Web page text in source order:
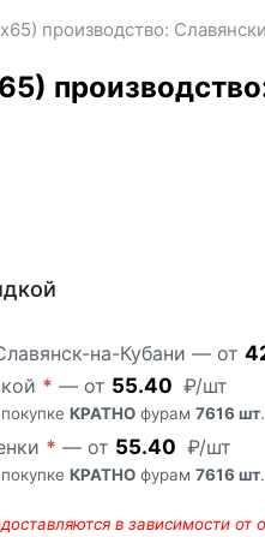
производство:
на-Кубани — от
* — от 55.40 ₽/шт
КРАТНО фурам 7616 шт.
* — от 55.40 ₽/шт
КРАТНО фурам 7616 шт.
в зависимости от